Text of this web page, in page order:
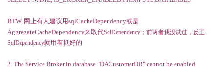
BTW, 网上有人建议用sqlCacheDependency或是
AggregateCacheDependency来取代SqlDependency；前两者我没试过，反正
SqlDependency就用着挺好的
2. The Service Broker in database "DACustomerDB" cannot be enabled